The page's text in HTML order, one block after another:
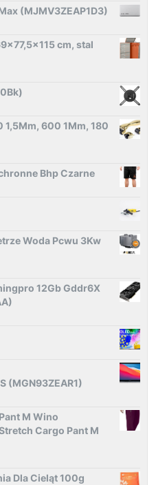
(MJMV3ZEAP1D3)
cm, stal
1,5Mm, 600 1Mm, 180
Bhp Czarne
Woda Pcwu 3Kw
12Gb Gddr6X
(MGN93ZEAR1)
M Wino
Cargo Pant M
Dla Cieląt 100g